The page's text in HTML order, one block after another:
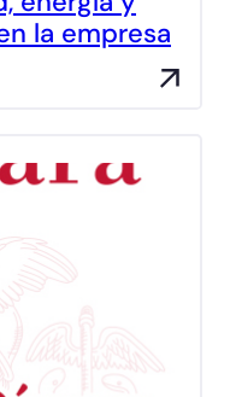
la empresa